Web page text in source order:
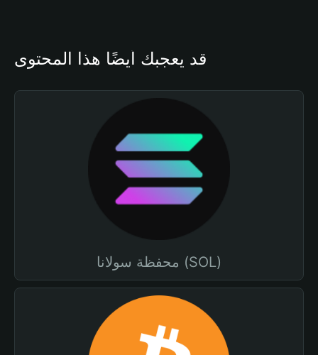
قد يعجبك أيضًا هذا المحتوى
محفظة سولانا (SOL)